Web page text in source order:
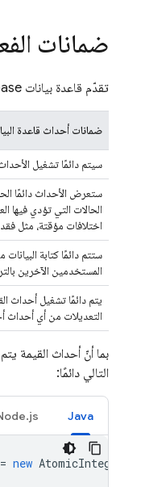
ضمانات
تقدّم قاعدة بيانات Firebase عدة ضمانات مهمة بشأن الأحداث:
ضمانات أحداث قاعدة
سيتم دائمًا تشغيل
ستعرض الأحداث دائمًا
الحالات التي تؤدي فيها
اختلافات مؤقتة، مثل
ستتم دائمًا كتابة
المستخدمين الآخرين
يتم دائمًا تشغيل أحداث
التعديلات من أي أحداث
بما أنّ أحداث القيمة
التالي دائمًا:
Java
= new AtomicInteger